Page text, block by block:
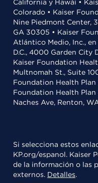
California y Hawái •
Colorado • Kaiser
Nine Piedmont Center,
GA 30305 • Kaiser
Atlántico Medio, Inc.,
D.C., 4000 Garden City
Kaiser Foundation
Multnomah St., Suite
Foundation Health
Foundation Health Plan
Naches Ave, Renton,
Si selecciona estos
KP.org/espanol. Kaiser
de la información o las
externos. Detalles.